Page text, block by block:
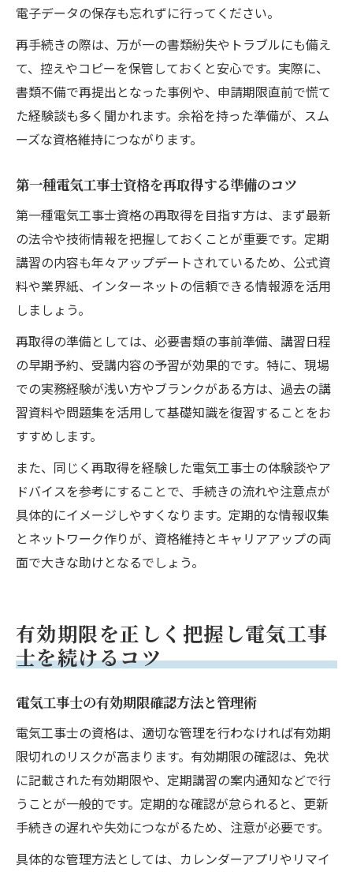
電子データの保存も忘れずに行ってください。
再手続きの際は、万が一の書類紛失やトラブルにも備え
て、控えやコピーを保管しておくと安心です。実際に、
書類不備で再提出となった事例や、申請期限直前で慌て
た経験談も多く聞かれます。余裕を持った準備が、スム
ーズな資格維持につながります。
第一種電気工事士資格を再取得する準備のコツ
第一種電気工事士資格の再取得を目指す方は、まず最新
の法令や技術情報を把握しておくことが重要です。定期
講習の内容も年々アップデートされているため、公式資
料や業界紙、インターネットの信頼できる情報源を活用
しましょう。
再取得の準備としては、必要書類の事前準備、講習日程
の早期予約、受講内容の予習が効果的です。特に、現場
での実務経験が浅い方やブランクがある方は、過去の講
習資料や問題集を活用して基礎知識を復習することをお
すすめします。
また、同じく再取得を経験した電気工事士の体験談やア
ドバイスを参考にすることで、手続きの流れや注意点が
具体的にイメージしやすくなります。定期的な情報収集
とネットワーク作りが、資格維持とキャリアアップの両
面で大きな助けとなるでしょう。
有効期限を正しく把握し電気工事
士を続けるコツ
電気工事士の有効期限確認方法と管理術
電気工事士の資格は、適切な管理を行わなければ有効期
限切れのリスクが高まります。有効期限の確認は、免状
に記載された有効期限や、定期講習の案内通知などで行
うことが一般的です。定期的な確認が怠られると、更新
手続きの遅れや失効につながるため、注意が必要です。
具体的な管理方法としては、カレンダーアプリやリマイ